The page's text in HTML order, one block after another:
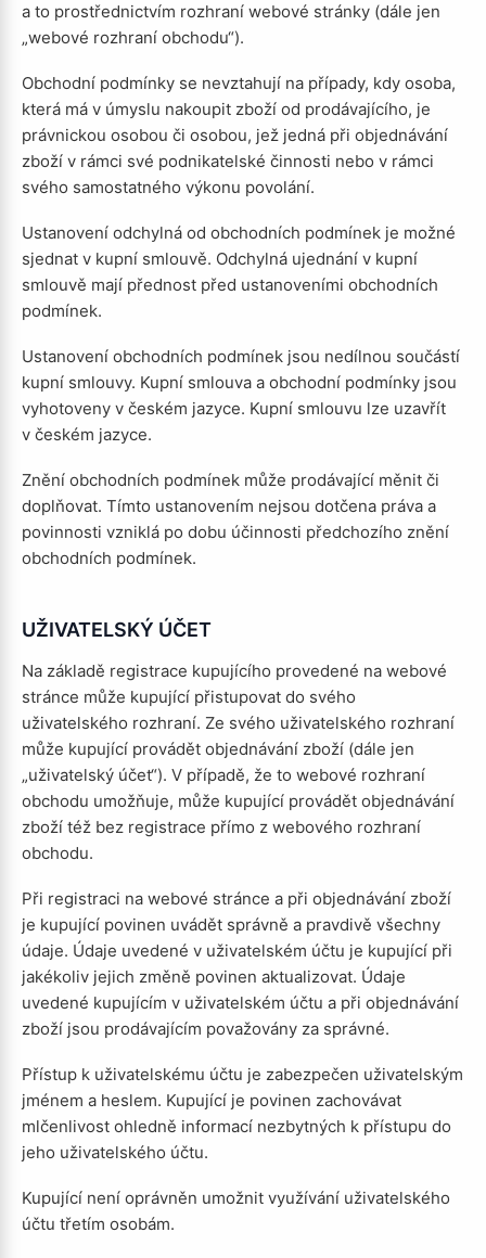
a to prostřednictvím rozhraní webové stránky (dále jen
„webové rozhraní obchodu“).
Obchodní podmínky se nevztahují na případy, kdy osoba,
která má v úmyslu nakoupit zboží od prodávajícího, je
právnickou osobou či osobou, jež jedná při objednávání
zboží v rámci své podnikatelské činnosti nebo v rámci
svého samostatného výkonu povolání.
Ustanovení odchylná od obchodních podmínek je možné
sjednat v kupní smlouvě. Odchylná ujednání v kupní
smlouvě mají přednost před ustanoveními obchodních
podmínek.
Ustanovení obchodních podmínek jsou nedílnou součástí
kupní smlouvy. Kupní smlouva a obchodní podmínky jsou
vyhotoveny v českém jazyce. Kupní smlouvu lze uzavřít
v českém jazyce.
Znění obchodních podmínek může prodávající měnit či
doplňovat. Tímto ustanovením nejsou dotčena práva a
povinnosti vzniklá po dobu účinnosti předchozího znění
obchodních podmínek.
UŽIVATELSKÝ ÚČET
Na základě registrace kupujícího provedené na webové
stránce může kupující přistupovat do svého
uživatelského rozhraní. Ze svého uživatelského rozhraní
může kupující provádět objednávání zboží (dále jen
„uživatelský účet“). V případě, že to webové rozhraní
obchodu umožňuje, může kupující provádět objednávání
zboží též bez registrace přímo z webového rozhraní
obchodu.
Při registraci na webové stránce a při objednávání zboží
je kupující povinen uvádět správně a pravdivě všechny
údaje. Údaje uvedené v uživatelském účtu je kupující při
jakékoliv jejich změně povinen aktualizovat. Údaje
uvedené kupujícím v uživatelském účtu a při objednávání
zboží jsou prodávajícím považovány za správné.
Přístup k uživatelskému účtu je zabezpečen uživatelským
jménem a heslem. Kupující je povinen zachovávat
mlčenlivost ohledně informací nezbytných k přístupu do
jeho uživatelského účtu.
Kupující není oprávněn umožnit využívání uživatelského
účtu třetím osobám.